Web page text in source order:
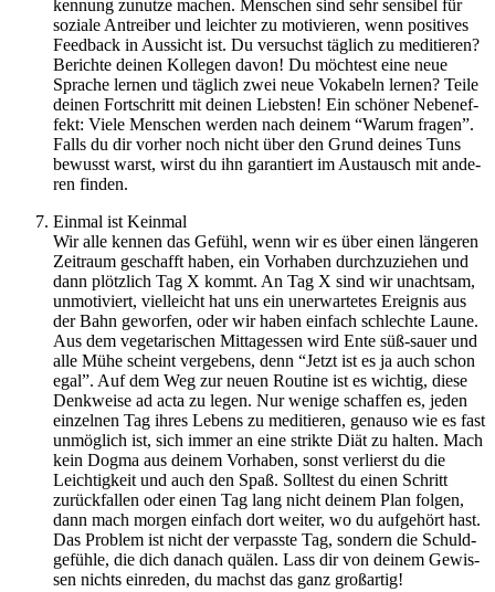
ken­nung zunutze machen. Men­schen sind sehr sen­si­bel für
soziale Antrei­ber und leich­ter zu moti­vie­ren, wenn posi­ti­ves
Feed­back in Aus­sicht ist. Du ver­suchst täg­lich zu medi­tie­ren?
Berichte deinen Kol­le­gen davon! Du möch­test eine neue
Spra­che lernen und täg­lich zwei neue Voka­beln lernen? Teile
deinen Fort­schritt mit deinen Liebs­ten! Ein schö­ner Neben­ef­
fekt: Viele Men­schen werden nach deinem ​“Warum fragen”.
Falls du dir vorher noch nicht über den Grund deines Tuns
bewusst warst, wirst du ihn garan­tiert im Aus­tausch mit ande­
ren finden.
Einmal ist Kein­mal
Wir alle kennen das Gefühl, wenn wir es über einen län­ge­ren
Zeit­raum geschafft haben, ein Vor­ha­ben durch­zu­zie­hen und
dann plötz­lich Tag X kommt. An Tag X sind wir unacht­sam,
unmo­ti­viert, viel­leicht hat uns ein uner­war­te­tes Ereig­nis aus
der Bahn gewor­fen, oder wir haben ein­fach schlechte Laune.
Aus dem vege­ta­ri­schen Mit­tag­es­sen wird Ente süß-sauer und
alle Mühe scheint ver­ge­bens, denn ​“Jetzt ist es ja auch schon
egal”. Auf dem Weg zur neuen Rou­tine ist es wich­tig, diese
Denk­weise ad acta zu legen. Nur wenige schaf­fen es, jeden
ein­zel­nen Tag ihres Lebens zu medi­tie­ren, genauso wie es fast
unmög­lich ist, sich immer an eine strikte Diät zu halten. Mach
kein Dogma aus deinem Vor­ha­ben, sonst ver­lierst du die
Leich­tig­keit und auch den Spaß. Soll­test du einen Schritt
zurück­fal­len oder einen Tag lang nicht deinem Plan folgen,
dann mach morgen ein­fach dort weiter, wo du auf­ge­hört hast.
Das Pro­blem ist nicht der ver­passte Tag, son­dern die Schuld­
ge­fühle, die dich danach quälen. Lass dir von deinem Gewis­
sen nichts ein­re­den, du machst das ganz groß­ar­tig!